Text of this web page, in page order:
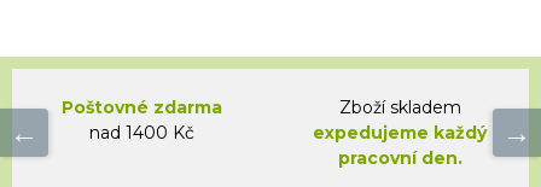
Poštovné zdarma
nad 1400 Kč
Zboží skladem
expedujeme každý
pracovní den.